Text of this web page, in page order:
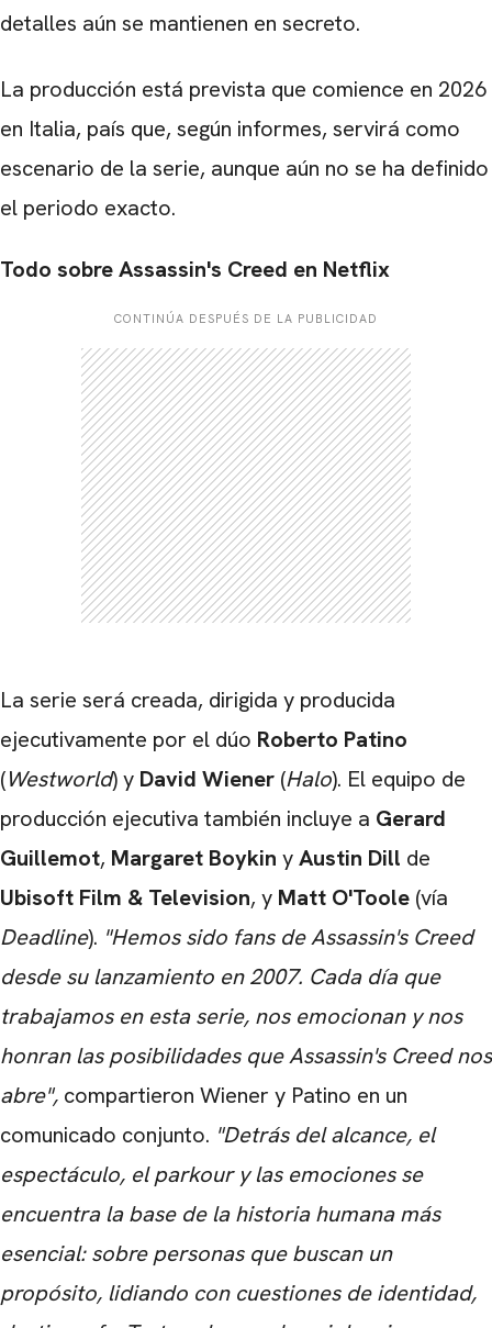
detalles aún se mantienen en secreto.
La producción está prevista que comience en 2026
en Italia, país que, según informes, servirá como
escenario de la serie, aunque aún no se ha definido
el periodo exacto.
Todo sobre Assassin's Creed en Netflix
CONTINÚA DESPUÉS DE LA PUBLICIDAD
La serie será creada, dirigida y producida
ejecutivamente por el dúo Roberto Patino
(Westworld) y David Wiener (Halo). El equipo de
producción ejecutiva también incluye a Gerard
Guillemot, Margaret Boykin yAustin Dill de
Ubisoft Film & Television, y Matt O'Toole (vía
Deadline). "Hemos sido fans de Assassin's Creed
desde su lanzamiento en 2007. Cada día que
trabajamos en esta serie, nos emocionan y nos
honran las posibilidades que Assassin's Creed nos
abre", compartieron Wiener y Patino en un
comunicado conjunto. "Detrás del alcance, el
espectáculo, el parkour y las emociones se
encuentra la base de la historia humana más
esencial: sobre personas que buscan un
propósito, lidiando con cuestiones de identidad,